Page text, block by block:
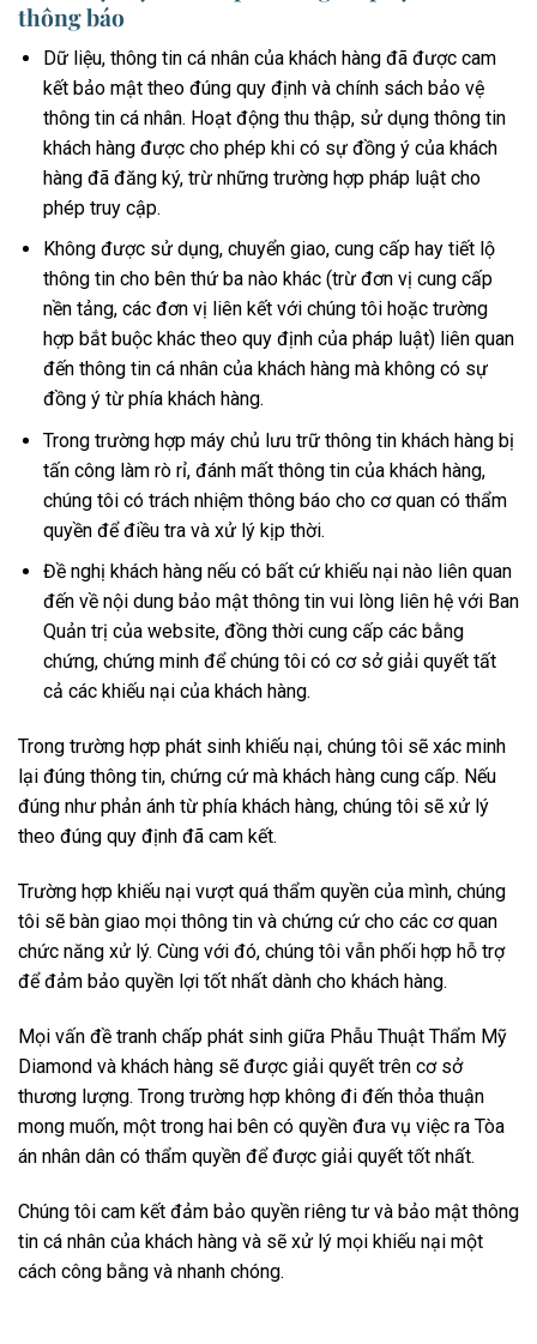
thông báo
Dữ liệu, thông tin cá nhân của khách hàng đã được cam
kết bảo mật theo đúng quy định và chính sách bảo vệ
thông tin cá nhân. Hoạt động thu thập, sử dụng thông tin
khách hàng được cho phép khi có sự đồng ý của khách
hàng đã đăng ký, trừ những trường hợp pháp luật cho
phép truy cập.
Không được sử dụng, chuyển giao, cung cấp hay tiết lộ
thông tin cho bên thứ ba nào khác (trừ đơn vị cung cấp
nền tảng, các đơn vị liên kết với chúng tôi hoặc trường
hợp bắt buộc khác theo quy định của pháp luật) liên quan
đến thông tin cá nhân của khách hàng mà không có sự
đồng ý từ phía khách hàng.
Trong trường hợp máy chủ lưu trữ thông tin khách hàng bị
tấn công làm rò rỉ, đánh mất thông tin của khách hàng,
chúng tôi có trách nhiệm thông báo cho cơ quan có thẩm
quyền để điều tra và xử lý kịp thời.
Đề nghị khách hàng nếu có bất cứ khiếu nại nào liên quan
đến về nội dung bảo mật thông tin vui lòng liên hệ với Ban
Quản trị của website, đồng thời cung cấp các bằng
chứng, chứng minh để chúng tôi có cơ sở giải quyết tất
cả các khiếu nại của khách hàng.
Trong trường hợp phát sinh khiếu nại, chúng tôi sẽ xác minh
lại đúng thông tin, chứng cứ mà khách hàng cung cấp. Nếu
đúng như phản ánh từ phía khách hàng, chúng tôi sẽ xử lý
theo đúng quy định đã cam kết.
Trường hợp khiếu nại vượt quá thẩm quyền của mình, chúng
tôi sẽ bàn giao mọi thông tin và chứng cứ cho các cơ quan
chức năng xử lý. Cùng với đó, chúng tôi vẫn phối hợp hỗ trợ
để đảm bảo quyền lợi tốt nhất dành cho khách hàng.
Mọi vấn đề tranh chấp phát sinh giữa Phẫu Thuật Thẩm Mỹ
Diamond và khách hàng sẽ được giải quyết trên cơ sở
thương lượng. Trong trường hợp không đi đến thỏa thuận
mong muốn, một trong hai bên có quyền đưa vụ việc ra Tòa
án nhân dân có thẩm quyền để được giải quyết tốt nhất.
Chúng tôi cam kết đảm bảo quyền riêng tư và bảo mật thông
tin cá nhân của khách hàng và sẽ xử lý mọi khiếu nại một
cách công bằng và nhanh chóng.